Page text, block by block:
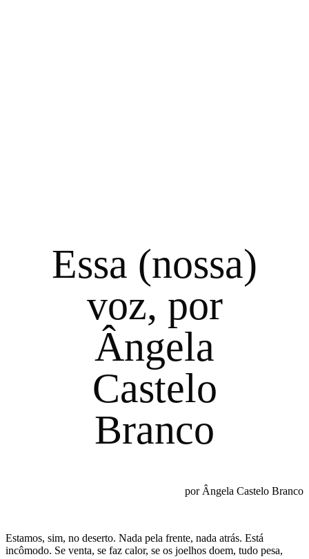
Essa (nossa)
voz, por
Ângela
Castelo
Branco
por Ângela Castelo Branco
Estamos, sim, no deserto. Nada pela frente, nada atrás. Está
incômodo. Se venta, se faz calor, se os joelhos doem, tudo pesa,